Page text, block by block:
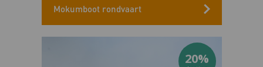
Mokumboot rondvaart
20%